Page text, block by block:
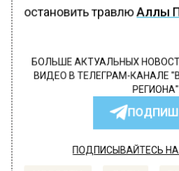
остановить травлюАллы
БОЛЬШЕ АКТУАЛЬНЫХ
ВИДЕО В ТЕЛЕГРАМ-КАНАЛЕ
ПОДПИСЫВАЙТЕСЬ